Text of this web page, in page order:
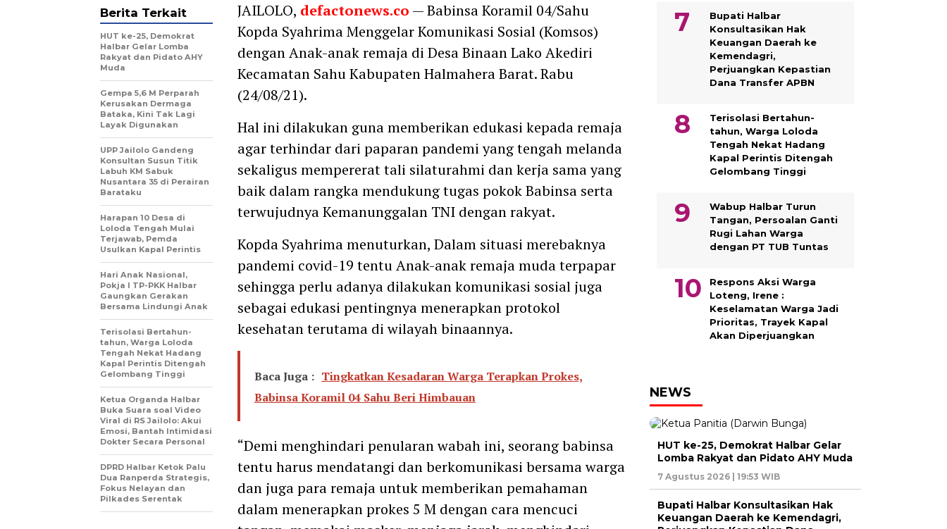
JAILOLO, defactonews.co — Babinsa Koramil 04/Sahu
Kopda Syahrima Menggelar Komunikasi Sosial (Komsos)
dengan Anak-anak remaja di Desa Binaan Lako Akediri
Kecamatan Sahu Kabupaten Halmahera Barat. Rabu
(24/08/21).
Hal ini dilakukan guna memberikan edukasi kepada remaja
agar terhindar dari paparan pandemi yang tengah melanda
sekaligus mempererat tali silaturahmi dan kerja sama yang
baik dalam rangka mendukung tugas pokok Babinsa serta
terwujudnya Kemanunggalan TNI dengan rakyat.
Kopda Syahrima menuturkan, Dalam situasi merebaknya
pandemi covid-19 tentu Anak-anak remaja muda terpapar
sehingga perlu adanya dilakukan komunikasi sosial juga
sebagai edukasi pentingnya menerapkan protokol
kesehatan terutama di wilayah binaannya.
Baca Juga : Tingkatkan Kesadaran Warga Terapkan Prokes,
Babinsa Koramil 04 Sahu Beri Himbauan
“Demi menghindari penularan wabah ini, seorang babinsa
tentu harus mendatangi dan berkomunikasi bersama warga
dan juga para remaja untuk memberikan pemahaman
dalam menerapkan prokes 5 M dengan cara mencuci
Berita Terkait
HUT ke-25, Demokrat
Halbar Gelar Lomba
Rakyat dan Pidato AHY
Muda
Gempa 5,6 M Perparah
Kerusakan Dermaga
Bataka, Kini Tak Lagi
Layak Digunakan
UPP Jailolo Gandeng
Konsultan Susun Titik
Labuh KM Sabuk
Nusantara 35 di Perairan
Barataku
Harapan 10 Desa di
Loloda Tengah Mulai
Terjawab, Pemda
Usulkan Kapal Perintis
Hari Anak Nasional,
Pokja I TP-PKK Halbar
Gaungkan Gerakan
Bersama Lindungi Anak
Terisolasi Bertahun-
tahun, Warga Loloda
Tengah Nekat Hadang
Kapal Perintis Ditengah
Gelombang Tinggi
Ketua Organda Halbar
Buka Suara soal Video
Viral di RS Jailolo: Akui
Emosi, Bantah Intimidasi
Dokter Secara Personal
DPRD Halbar Ketok Palu
Dua Ranperda Strategis,
Fokus Nelayan dan
Pilkades Serentak
Bupati Halbar
Konsultasikan Hak
Keuangan Daerah ke
Kemendagri,
Perjuangkan Kepastian
Dana Transfer APBN
Terisolasi Bertahun-
tahun, Warga Loloda
Tengah Nekat Hadang
Kapal Perintis Ditengah
Gelombang Tinggi
Wabup Halbar Turun
Tangan, Persoalan Ganti
Rugi Lahan Warga
dengan PT TUB Tuntas
Respons Aksi Warga
Loteng, Irene :
Keselamatan Warga Jadi
Prioritas, Trayek Kapal
Akan Diperjuangkan
NEWS
HUT ke-25, Demokrat Halbar Gelar
Lomba Rakyat dan Pidato AHY Muda
7 Agustus 2026 | 19:53 WIB
Bupati Halbar Konsultasikan Hak
Keuangan Daerah ke Kemendagri,